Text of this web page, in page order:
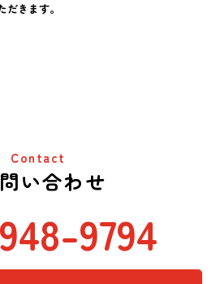
きます。
Contact
い合わせ
9794